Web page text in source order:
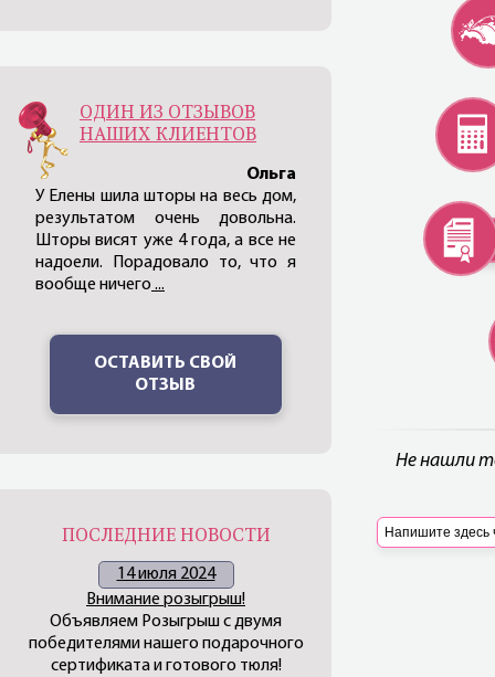
Не нашли
ОДИН ИЗ ОТЗЫВОВ
НАШИХ КЛИЕНТОВ
Ольга
У Елены шила шторы на весь дом,
результатом очень довольна.
Шторы висят уже 4 года, а все не
надоели. Порадовало то, что я
вообще ничего ...
ОСТАВИТЬ СВОЙ
ОТЗЫВ
ПОСЛЕДНИЕ НОВОСТИ
14 июля 2024
Внимание розыгрыш!
Объявляем Розыгрыш с двумя
победителями нашего подарочного
сертификата и готового тюля!